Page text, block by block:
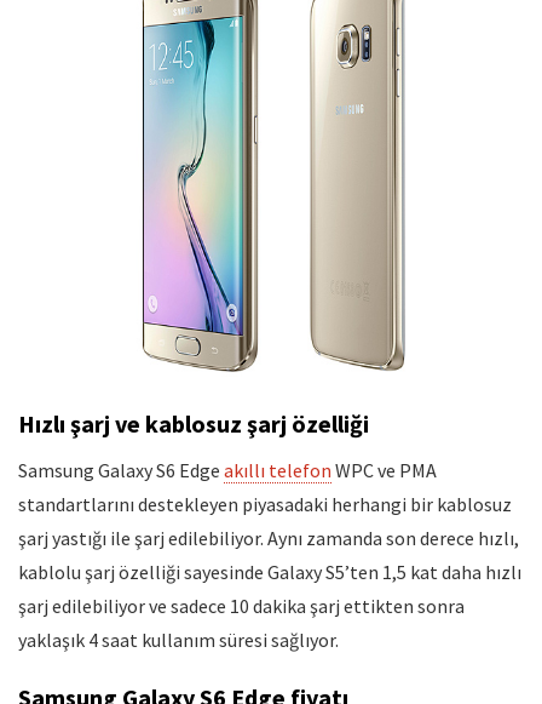
Hızlı şarj ve kablosuz şarj özelliği
Samsung Galaxy S6 Edge akıllı telefon WPC ve PMA
standartlarını destekleyen piyasadaki herhangi bir kablosuz
şarj yastığı ile şarj edilebiliyor. Aynı zamanda son derece hızlı,
kablolu şarj özelliği sayesinde Galaxy S5’ten 1,5 kat daha hızlı
şarj edilebiliyor ve sadece 10 dakika şarj ettikten sonra
yaklaşık 4 saat kullanım süresi sağlıyor.
Samsung Galaxy S6 Edge fiyatı